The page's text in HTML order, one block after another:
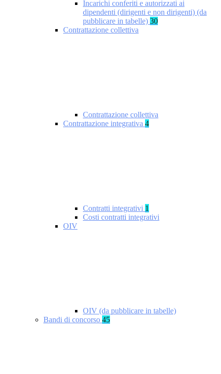
Incarichi conferiti e autorizzati ai
dipendenti (dirigenti e non dirigenti) (da
pubblicare in tabelle) 30
Contrattazione collettiva
Contrattazione collettiva
Contrattazione integrativa 4
Contratti integrativi 1
Costi contratti integrativi
OIV
OIV (da pubblicare in tabelle)
Bandi di concorso 45